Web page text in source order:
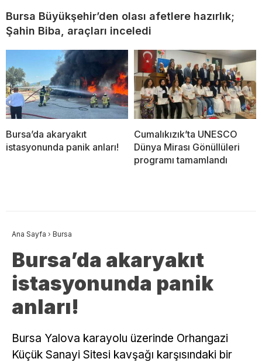
Bursa Büyükşehir’den olası afetlere hazırlık;
Şahin Biba, araçları inceledi
Bursa’da akaryakıt
istasyonunda panik anları!
Cumalıkızık’ta UNESCO
Dünya Mirası Gönüllüleri
programı tamamlandı
Ana Sayfa › Bursa
Bursa’da akaryakıt
istasyonunda panik
anları!
Bursa Yalova karayolu üzerinde Orhangazi
Küçük Sanayi Sitesi kavşağı karşısındaki bir